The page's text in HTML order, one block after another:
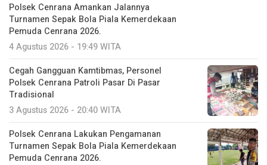
‎Polsek Cenrana Amankan Jalannya
Turnamen Sepak Bola Piala Kemerdekaan
Pemuda Cenrana 2026.
4 Agustus 2026 - 19:49 WITA
‎Cegah Gangguan Kamtibmas, Personel
Polsek Cenrana Patroli Pasar Di Pasar
Tradisional
3 Agustus 2026 - 20:40 WITA
‎Polsek Cenrana Lakukan Pengamanan
Turnamen Sepak Bola Piala Kemerdekaan
Pemuda Cenrana 2026.